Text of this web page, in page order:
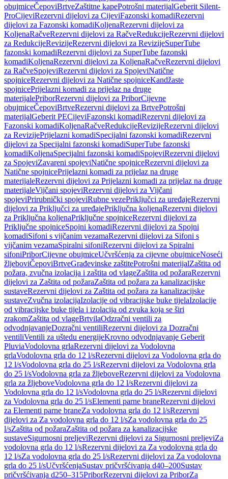
obujmiceČepoviBrtveZaštitne kapePotrošni materijalGeberit Silent-
ProCijeviRezervni dijelovi za CijeviFazonski komadiRezervni
dijelovi za Fazonski komadiKoljenaRezervni dijelovi za
KoljenaRačveRezervni dijelovi za RačveRedukcijeRezervni dijelovi
za RedukcijeRevizijeRezervni dijelovi za RevizijeSuperTube
fazonski komadiRezervni dijelovi za SuperTube fazonski
komadiKoljenaRezervni dijelovi za KoljenaRačveRezervni dijelovi
za RačveSpojeviRezervni dijelovi za SpojeviNatične
spojniceRezervni dijelovi za Natične spojniceKandžaste
spojnicePrijelazni komadi za prijelaz na druge
materijalePriborRezervni dijelovi za PriborCijevne
obujmiceČepoviBrtveRezervni dijelovi za BrtvePotrošni
materijalGeberit PECijeviFazonski komadiRezervni dijelovi za
Fazonski komadiKoljenaRačveRedukcijeRevizijeRezervni dijelovi
za RevizijePrijelazni komadiSpecijalni fazonski komadiRezervni
dijelovi za Specijalni fazonski komadiSuperTube fazonski
komadiKoljenaSpecijalni fazonski komadiSpojeviRezervni dijelovi
za SpojeviZavareni spojeviNatične spojniceRezervni dijelovi za
Natične spojnicePrijelazni komadi za prijelaz na druge
materijaleRezervni dijelovi za Prijelazni komadi za prijelaz na druge
materijaleVijčani spojeviRezervni dijelovi za Vijčani
spojeviPrirubnički spojeviRubne vezePriključci za uređajeRezervni
dijelovi za Priključci za uređajePriključna koljenaRezervni dijelovi
za Priključna koljenaPriključne spojniceRezervni dijelovi za
Priključne spojniceSpojni komadiRezervni dijelovi za Spojni
komadiSifoni s vijčanim vezamaRezervni dijelovi za Sifoni s
vijčanim vezamaSpiralni sifoniRezervni dijelovi za Spiralni
sifoniPriborCijevne obujmiceUčvršćenja za cijevne obujmiceNoseći
žljeboviČepoviBrtveGrađevinske zaštitePotrošni materijalZaštita od
požara, zvučna izolacija i zaštita od vlageZaštita od požaraRezervni
dijelovi za Zaštita od požaraZaštita od požara za kanalizacijske
sustaveRezervni dijelovi za Zaštita od požara za kanalizacijske
sustaveZvučna izolacijaIzolacije od vibracijske buke tijelaIzolacije
od vibracijske buke tijela i izolacija od zvuka koja se širi
zrakomZaštita od vlageBrtvilaOdzračni ventili za
odvodnjavanjeDozračni ventiliRezervni dijelovi za Dozračni
ventiliVentili za uštedu energijeKrovno odvodnjavanje Geberit
PluviaVodolovna grlaRezervni dijelovi za Vodolovna
grlaVodolovna grla do 12 l/sRezervni dijelovi za Vodolovna grla do
12 l/sVodolovna grla do 25 l/sRezervni dijelovi za Vodolovna grla
do 25 l/sVodolovna grla za žljeboveRezervni dijelovi za Vodolovna
grla za žljeboveVodolovna grla do 12 l/sRezervni dijelovi za
Vodolovna grla do 12 l/sVodolovna grla do 25 l/sRezervni dijelovi
za Vodolovna grla do 25 l/sElementi parne braneRezervni dijelovi
za Elementi parne braneZa vodolovna grla do 12 l/sRezervni
dijelovi za Za vodolovna grla do 12 l/sZa vodolovna grla do 25
l/sZaštita od požaraZaštita od požara za kanalizacijske
sustaveSigurnosni preljeviRezervni dijelovi za Sigurnosni preljeviZa
vodolovna grla do 12 l/sRezervni dijelovi za Za vodolovna grla do
12 l/sZa vodolovna grla do 25 l/sRezervni dijelovi za Za vodolovna
grla do 25 l/sUčvršćenjaSustav pričvršćivanja d40–200Sustav
pričvršćivanja d250–315PriborRezervni dijelovi za PriborZa